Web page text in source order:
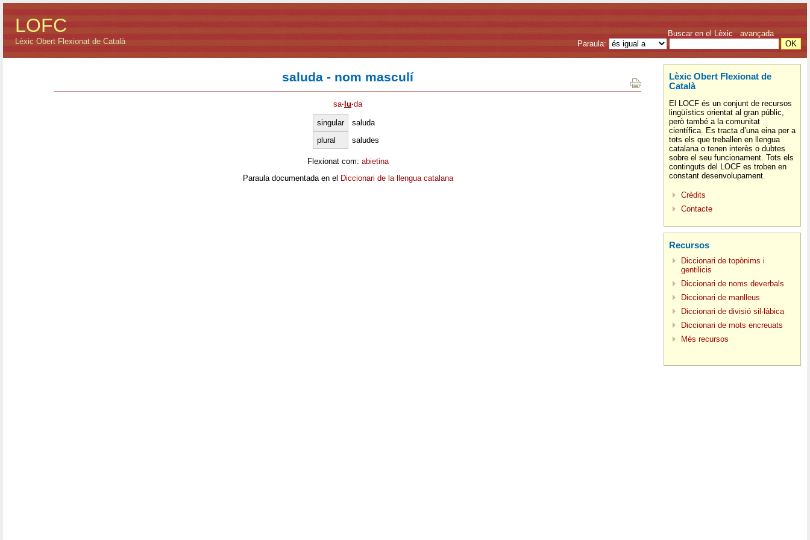
LOFC
Lèxic Obert Flexionat de Català
Buscar en el Lèxic avançada
Paraula:
saluda - nom masculí
sa· lu·da
singular
saluda
plural
saludes
Flexionat com: abietina
Paraula documentada en el Diccionari de la llengua catalana
Lèxic Obert Flexionat de
Català
El LOCF és un conjunt de recursos
lingüístics orientat al gran públic,
però també a la comunitat
científica. Es tracta d’una eina per a
tots els que treballen en llengua
catalana o tenen interès o dubtes
sobre el seu funcionament. Tots els
continguts del LOCF es troben en
constant desenvolupament.
Crèdits
Contacte
Recursos
Diccionari de topònims i
gentilicis
Diccionari de noms deverbals
Diccionari de manlleus
Diccionari de divisió sil·làbica
Diccionari de mots encreuats
Més recursos